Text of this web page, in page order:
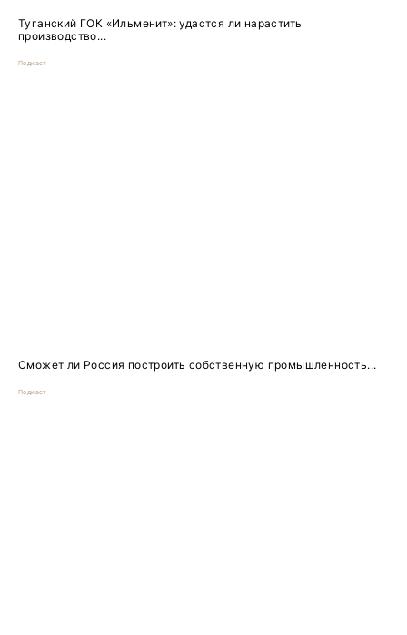
Туганский ГОК «Ильменит»: удастся ли нарастить
производство...
Подкаст
Сможет ли Россия построить собственную промышленность...
Подкаст